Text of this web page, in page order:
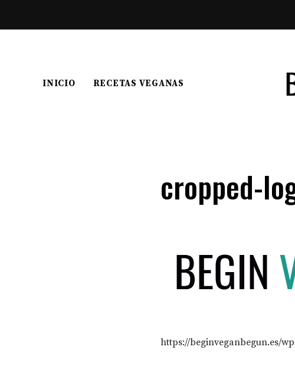
INICIO RECETAS VEGANAS
cropped-
https://beginveganbegun.es/